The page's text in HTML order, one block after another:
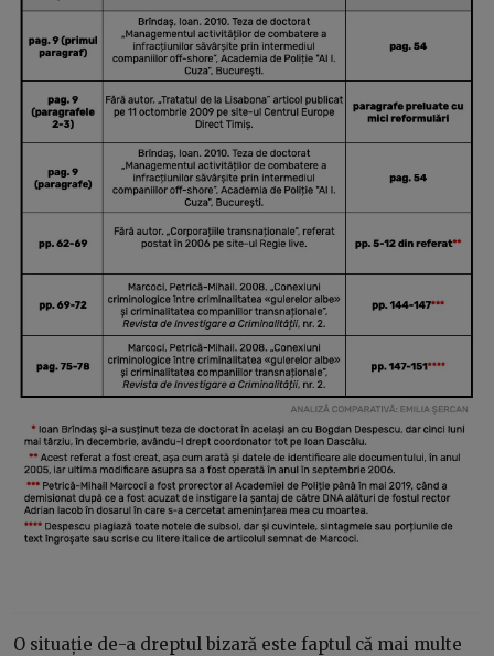
O situație de-a dreptul bizară este faptul că mai multe